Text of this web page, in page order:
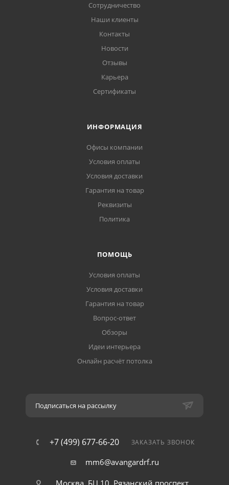
Сотрудничество
Наши клиенты
Контакты
Новости
Отзывы
Карьера
Сертификаты
ИНФОРМАЦИЯ
Офисы компании
Условия оплаты
Условия доставки
Гарантия на товар
Реквизиты
Политика
ПОМОЩЬ
Условия оплаты
Условия доставки
Гарантия на товар
Вопрос-ответ
Обзоры
Идеи интерьера
Онлайн расчёт потолка
Подписаться на рассылку
+7 (499) 677-66-20 ЗАКАЗАТЬ ЗВОНОК
mm6@avangardrf.ru
Москва, БЦ 10, Рязанский проспект